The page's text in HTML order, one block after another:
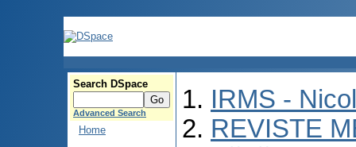
Search DSpace
Advanced Search
Home
IRMS -
REVISTE